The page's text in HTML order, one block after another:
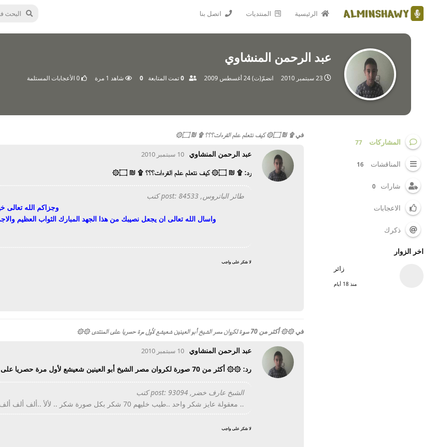
الرئيسية المنتديات اتصل بنا
عبد الرحمن المنشاوي
23 سبتمبر 2010 انضمّ(ت)24 أغسطس 2009 0تمت المتابعة 0 شاهد 1 مرة 0الأعجابات المستلمة
المشاركات 77
المناقشات 16
شارات 0
الاعجابات
ذكرك
اخر الزوار
زائر
منذ 18 أيام
في۩ ₪ ۝۞ كيف نتعلم علم القرءات؟؟؟ ۩ ₪ ۝۞
عبد الرحمن المنشاوي 10 سبتمبر 2010
رد: ۩ ₪ ۝۞ كيف نتعلم علم القرءات؟؟؟ ۩ ₪ ۝۞
طائر الباتروس, post: 84533 كتب
وجزاكم الله تعالى
واسال الله تعالى ان يجعل نصيبك من هذا الجهد المبارك الثواب العظيم
لا شكر على واجب
في۞۞ أكثر من 70 صورة لكروان مصر الشيخ أبو العينين شعيشع لأول مرة حصريا على المنتدى ۞۞
عبد الرحمن المنشاوي 10 سبتمبر 2010
رد: ۞۞ أكثر من 70 صورة لكروان مصر الشيخ أبو العينين شعيشع لأول مرة حصريا على المنتدى
الشبخ عارف خضر, post: 93094 كتب
.. معقولة عايز شكر واحد ..طيب خليهم 70 شكر بكل صورة شكر .. لألأ ..ألف ألف ألف شكر ..
لا شكر على واجب